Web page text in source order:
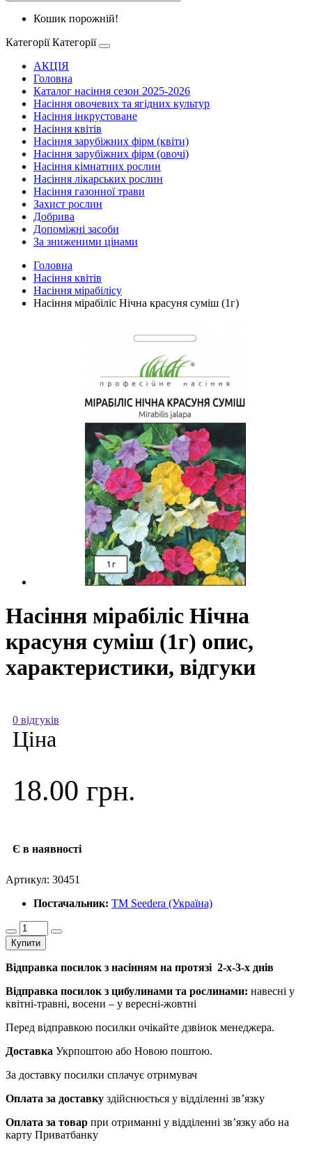
Кошик порожній!
Категорії Категорії
АКЦІЯ
Головна
Каталог насіння сезон 2025-2026
Насіння овочевих та ягідних культур
Насіння інкрустоване
Насіння квітів
Насіння зарубіжних фірм (квіти)
Насіння зарубіжних фірм (овочі)
Насіння кімнатних рослин
Насіння лікарських рослин
Насіння газонної трави
Захист рослин
Добрива
Допоміжні засоби
За зниженими цінами
Головна
Насіння квітів
Насіння мірабілісу
Насіння мірабіліс Нічна красуня суміш (1г)
Насіння мірабіліс Нічна
красуня суміш (1г) опис,
характеристики, відгуки
0 відгуків
Ціна
18.00 грн.
Є в наявності
Артикул: 30451
Постачальник: ТМ Seedera (Україна)
Купити
Відправка посилок з насінням на протязі 2-х-3-х днів
Відправка посилок з цибулинами та рослинами: навесні у
квітні-травні, восени – у вересні-жовтні
Перед відправкою посилки очікайте дзвінок менеджера.
Доставка Укрпоштою або Новою поштою.
За доставку посилки сплачує отримувач
Оплата за доставку здійснюється у відділенні зв’язку
Оплата за товар при отриманні у відділенні зв’язку або на
карту Приватбанку